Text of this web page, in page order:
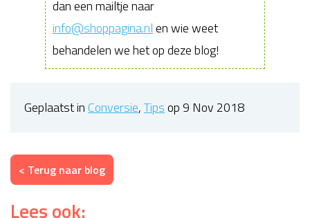
dan een mailtje naar
info@shoppagina.nlen wie weet
behandelen we het op deze blog!
Geplaatst inConversie,Tipsop 9 Nov 2018
< Terug naar blog
Lees ook: